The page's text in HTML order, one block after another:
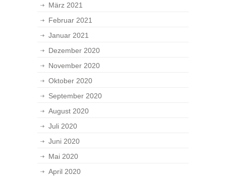
März 2021
Februar 2021
Januar 2021
Dezember 2020
November 2020
Oktober 2020
September 2020
August 2020
Juli 2020
Juni 2020
Mai 2020
April 2020